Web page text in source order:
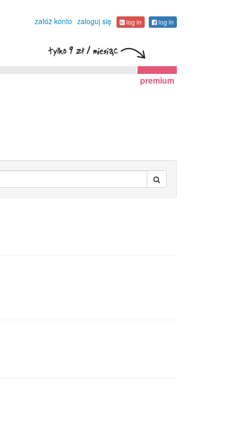
załóż konto zaloguj się log in log in
premium